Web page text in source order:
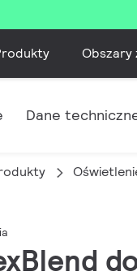
Obszary
Dane